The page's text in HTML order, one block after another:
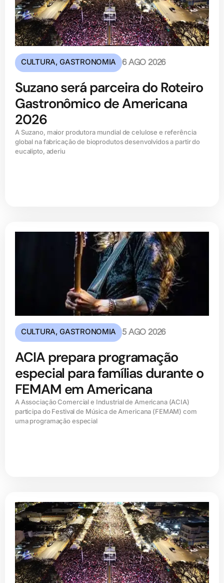
CULTURA,GASTRONOMIA 6 AGO 2026
Suzano será parceira do Roteiro
Gastronômico de Americana
2026
A Suzano, maior produtora mundial de celulose e referência
global na fabricação de bioprodutos desenvolvidos a partir do
eucalipto, aderiu
CULTURA,GASTRONOMIA 5 AGO 2026
ACIA prepara programação
especial para famílias durante o
FEMAM em Americana
A Associação Comercial e Industrial de Americana (ACIA)
participa do Festival de Música de Americana (FEMAM) com
uma programação especial